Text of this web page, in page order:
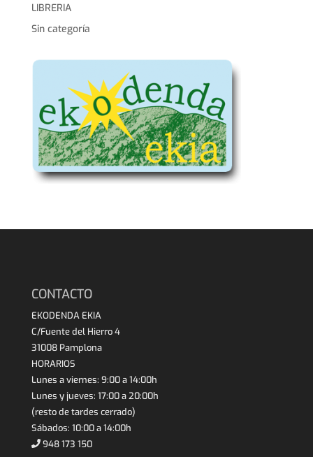
LIBRERIA
Sin categoría
CONTACTO
EKODENDA EKIA
C/Fuente del Hierro 4
31008 Pamplona
HORARIOS
Lunes a viernes: 9:00 a 14:00h
Lunes y jueves: 17:00 a 20:00h
(resto de tardes cerrado)
Sábados: 10:00 a 14:00h
948 173 150